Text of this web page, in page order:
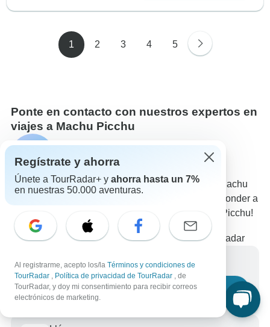
1 2 3 4 5
Ponte en contacto con nuestros expertos en
viajes a Machu Picchu
M Micaela
Experto en Machu Picchu de TourRadar
Micaela es uno de nuestros expertos en viajes a Machu
Picchu. ¡Ponte en contacto con nosotros para responder a
todas tus preguntas sobre los circuitos en Machu Picchu!
Elige entre +316 circuitos en Machu Picchu
4,313 reseñas verificadas de clientes de TourRadar
Escríbenos un mensaje
Haznos una pregunta
Regístrate y ahorra
Únete a TourRadar+ y ahorra hasta un 7%
en nuestras 50.000 aventuras.
Al registrarme, acepto los/la Términos y condiciones de
TourRadar , Política de privacidad de TourRadar , de
TourRadar, y doy mi consentimiento para recibir correos
electrónicos de marketing.